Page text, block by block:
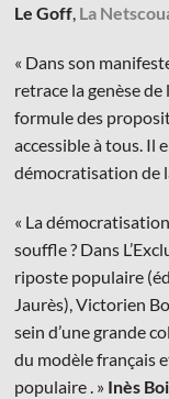
Le Goff,La
« Dans son
retrace la genèse
formule des
accessible à tous. Il
démocratisation de
« La
souffle ? Dans
riposte populaire
Jaurès), Victorien
sein d’une grande
du modèle français
populaire . » Inès